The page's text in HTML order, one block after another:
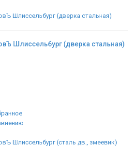
Шлиссельбург (дверка стальная)